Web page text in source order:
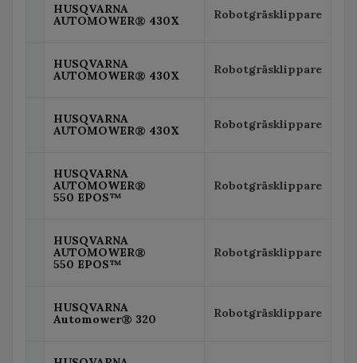
HUSQVARNA
AUTOMOWER® 430X
Robotgräsklippare
HUSQVARNA
AUTOMOWER® 430X
Robotgräsklippare
HUSQVARNA
AUTOMOWER® 430X
Robotgräsklippare
HUSQVARNA
AUTOMOWER®
550 EPOS™
Robotgräsklippare
HUSQVARNA
AUTOMOWER®
550 EPOS™
Robotgräsklippare
HUSQVARNA
Automower® 320
Robotgräsklippare